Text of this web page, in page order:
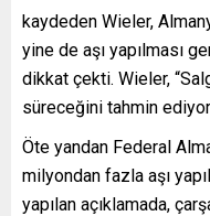
kaydeden Wieler,
yine de aşı yapılması
dikkat çekti. Wieler,
süreceğini tahmin
Öte yandan Federal
milyondan fazla aşı
yapılan açıklamada,